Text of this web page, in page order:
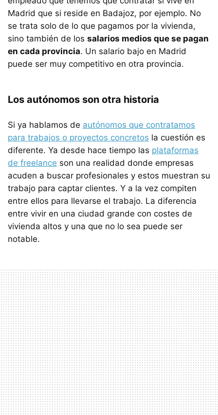
Madrid que si reside en Badajoz, por ejemplo. No
se trata solo de lo que pagamos por la vivienda,
sino también de los salarios medios que se pagan
en cada provincia. Un salario bajo en Madrid
puede ser muy competitivo en otra provincia.
Los autónomos son otra historia
Si ya hablamos de autónomos que contratamos
para trabajos o proyectos concretos la cuestión es
diferente. Ya desde hace tiempo las plataformas
de freelance son una realidad donde empresas
acuden a buscar profesionales y estos muestran su
trabajo para captar clientes. Y a la vez compiten
entre ellos para llevarse el trabajo. La diferencia
entre vivir en una ciudad grande con costes de
vivienda altos y una que no lo sea puede ser
notable.